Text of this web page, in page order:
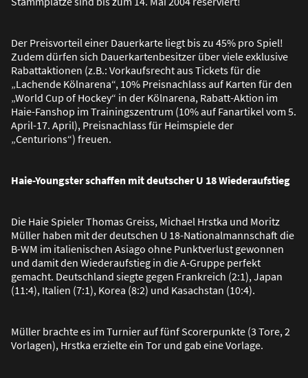
Der Preisvorteil einer Dauerkarte liegt bis zu 45% pro Spiel!
Zudem dürfen sich Dauerkartenbesitzer über viele exklusive
Rabattaktionen (z.B.: Vorkaufsrecht aus Tickets für die
„Lachende Kölnarena“, 10% Preisnachlass auf Karten für den
„World Cup of Hockey“ in der Kölnarena, Rabatt-Aktion im
Haie-Fanshop im Trainingszentrum (10% auf Fanartikel vom 5.
April-17. April), Preisnachlass für Heimspiele der
„Centurions“) freuen.
Haie-Youngster schaffen mit deutscher U 18 Wiederaufstieg
Die Haie Spieler Thomas Greiss, Michael Hrstka und Moritz
Müller haben mit der deutschen U 18-Nationalmannschaft die
B-WM im italienischen Asiago ohne Punktverlust gewonnen
und damit den Wiederaufstieg in die A-Gruppe perfekt
gemacht. Deutschland siegte gegen Frankreich (2:1), Japan
(11:4), Italien (7:1), Korea (8:2) und Kasachstan (10:4).
Müller brachte es im Turnier auf fünf Scorerpunkte (3 Tore, 2
Vorlagen), Hrstka erzielte ein Tor und gab eine Vorlage.